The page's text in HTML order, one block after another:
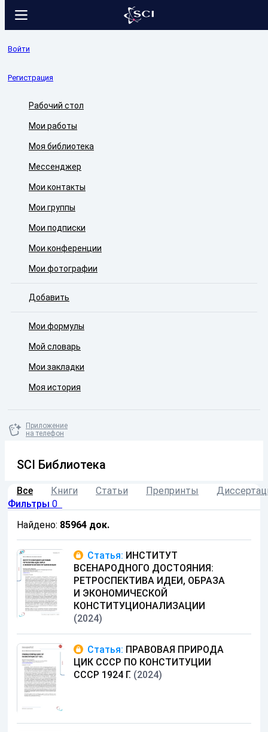
Войти
Регистрация
Рабочий стол
Мои работы
Моя библиотека
Мессенджер
Мои контакты
Мои группы
Мои подписки
Мои конференции
Мои фотографии
Добавить
Мои формулы
Мой словарь
Мои закладки
Моя история
Приложение
на телефон
SCI Библиотека
Все Книги Статьи Препринты
Фильтры 0
Найдено: 85964 док.
Статья: ИНСТИТУТ
ВСЕНАРОДНОГО ДОСТОЯНИЯ:
РЕТРОСПЕКТИВА ИДЕИ, ОБРАЗА
И ЭКОНОМИЧЕСКОЙ
КОНСТИТУЦИОНАЛИЗАЦИИ
(2024)
Статья: ПРАВОВАЯ ПРИРОДА
ЦИК СССР ПО КОНСТИТУЦИИ
СССР 1924 Г. (2024)